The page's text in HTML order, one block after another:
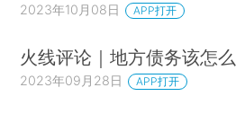
2023年10月08日 APP打开
火线评论｜地方债务该怎
2023年09月28日 APP打开